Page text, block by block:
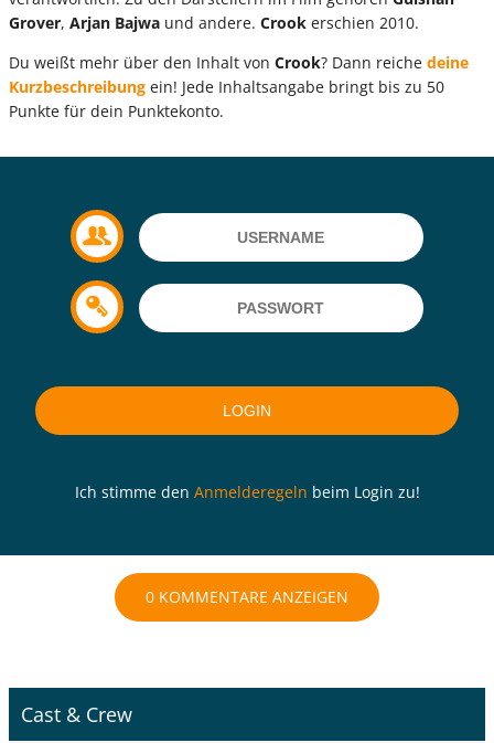
Grover, Arjan Bajwa und andere. Crook erschien 2010.
Du weißt mehr über den Inhalt von Crook? Dann reiche deine
Kurzbeschreibung ein! Jede Inhaltsangabe bringt bis zu 50
Punkte für dein Punktekonto.
Ich stimme den Anmelderegeln beim Login zu!
0 KOMMENTARE ANZEIGEN
Cast & Crew